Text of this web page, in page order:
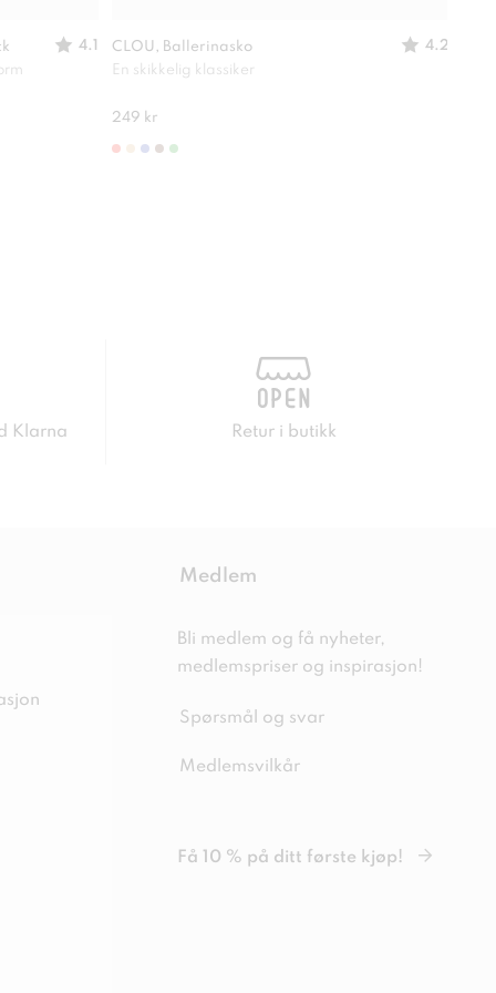
4.1
CLOU, Ballerinasko
4.2
En skikkelig klassiker
249 kr
Klarna Retur i butikk
Medlem
Bli medlem og få nyheter,
medlemspriser og inspirasjon!
Spørsmål og svar
Medlemsvilkår
Få 10 % på ditt første kjøp!